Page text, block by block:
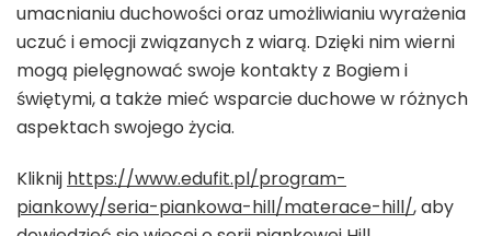
umacnianiu duchowości oraz umożliwianiu wyrażenia
uczuć i emocji związanych z wiarą. Dzięki nim wierni
mogą pielęgnować swoje kontakty z Bogiem i
świętymi, a także mieć wsparcie duchowe w różnych
aspektach swojego życia.
Kliknij https://www.edufit.pl/program-
piankowy/seria-piankowa-hill/materace-hill/, aby